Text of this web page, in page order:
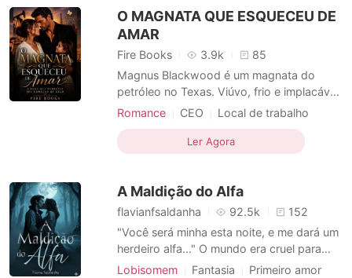
Ranking
Contos Curtos
com u
O MAGNATA QUE ESQUECEU DE
AMAR
Fire Books 3.9k
85
Magnus Blackwood é um magnata do
petróleo no Texas. Viúvo, frio e implacável
nos negócios, ele é temido por todos...
Whitmore é a babá falastrona que ele
contratou contra a vontade, mas que logo
de que o amor morreu jun
Romance CEO
Local de trabalho
Urbano
Amor proibido
CEO
Bebê adorável
Arrogante/Dominador
Ler Agora
A Maldição do Alfa
flavianfsaldanha 92.5k
152
"Você será minha esta noite, e me dará um
herdeiro alfa..." O mundo era cruel para
aqueles que não eram abençoados pela
Lobisomem Fantasia
Primeiro amor